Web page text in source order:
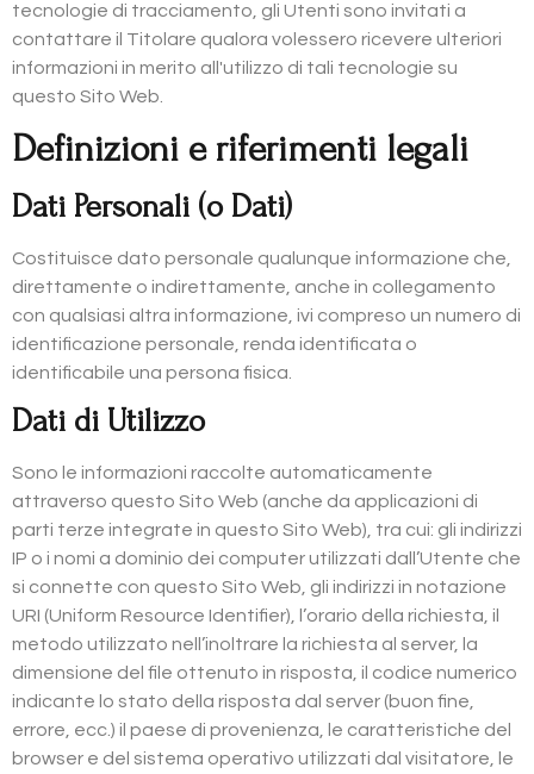
tecnologie di tracciamento, gli Utenti sono invitati a
contattare il Titolare qualora volessero ricevere ulteriori
informazioni in merito all'utilizzo di tali tecnologie su
questo Sito Web.
Definizioni e riferimenti legali
Dati Personali (o Dati)
Costituisce dato personale qualunque informazione che,
direttamente o indirettamente, anche in collegamento
con qualsiasi altra informazione, ivi compreso un numero di
identificazione personale, renda identificata o
identificabile una persona fisica.
Dati di Utilizzo
Sono le informazioni raccolte automaticamente
attraverso questo Sito Web (anche da applicazioni di
parti terze integrate in questo Sito Web), tra cui: gli indirizzi
IP o i nomi a dominio dei computer utilizzati dall’Utente che
si connette con questo Sito Web, gli indirizzi in notazione
URI (Uniform Resource Identifier), l’orario della richiesta, il
metodo utilizzato nell’inoltrare la richiesta al server, la
dimensione del file ottenuto in risposta, il codice numerico
indicante lo stato della risposta dal server (buon fine,
errore, ecc.) il paese di provenienza, le caratteristiche del
browser e del sistema operativo utilizzati dal visitatore, le